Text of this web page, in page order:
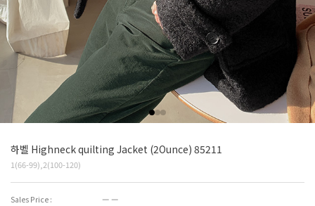
하벨 Highneck quilting Jacket (2Ounce) 85211
1(66-99),2(100-120)
Sales Price :
― ―